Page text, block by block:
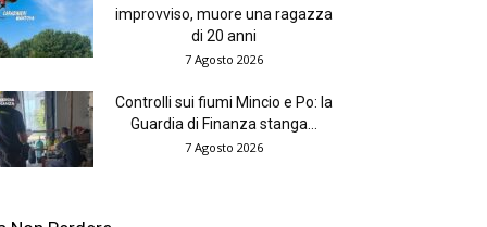
improvviso, muore una ragazza
di 20 anni
7 Agosto 2026
Controlli sui fiumi Mincio e Po: la
Guardia di Finanza stanga...
7 Agosto 2026